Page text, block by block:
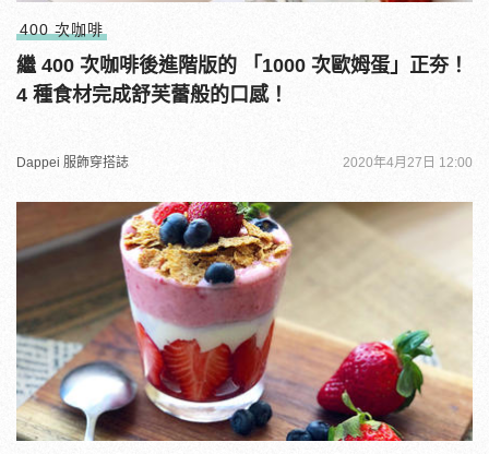
400 次咖啡
繼 400 次咖啡後進階版的 「1000 次歐姆蛋」正夯！
4 種食材完成舒芙蕾般的口感！
Dappei 服飾穿搭誌 2020年4月27日 12:00